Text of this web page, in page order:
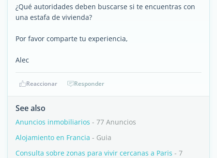
¿Qué autoridades deben buscarse si te encuentras con
una estafa de vivienda?
Por favor comparte tu experiencia,
Alec
Reaccionar Responder
See also
Anuncios inmobiliarios - 77 Anuncios
Alojamiento en Francia - Guia
Consulta sobre zonas para vivir cercanas a Paris - 7